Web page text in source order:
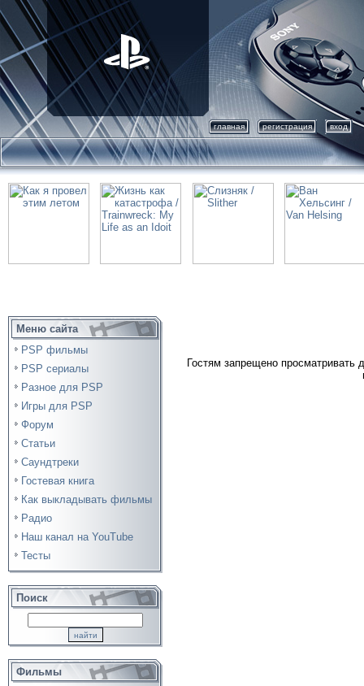
главная регистрация вход
Меню сайта
PSP фильмы
PSP сериалы
Разное для PSP
Игры для PSP
Форум
Статьи
Саундтреки
Гостевая книга
Как выкладывать фильмы
Радио
Наш канал на YouTube
Тесты
Поиск
Фильмы
Гостям запрещено просматривать